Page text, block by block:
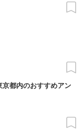
京都内のおすすめアン